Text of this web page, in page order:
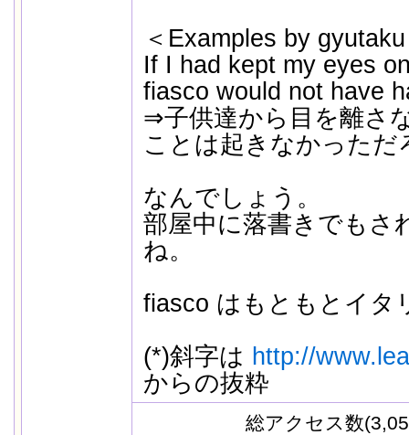
＜Examples by
If I had kept my eyes
fiasco would not have
⇒子供達から目を離さ
ことは起きなかっただ
なんでしょう。
部屋中に落書きでもさ
ね。
fiasco はもともとイタ
(*)斜字は http://
からの抜粋
総アクセス数